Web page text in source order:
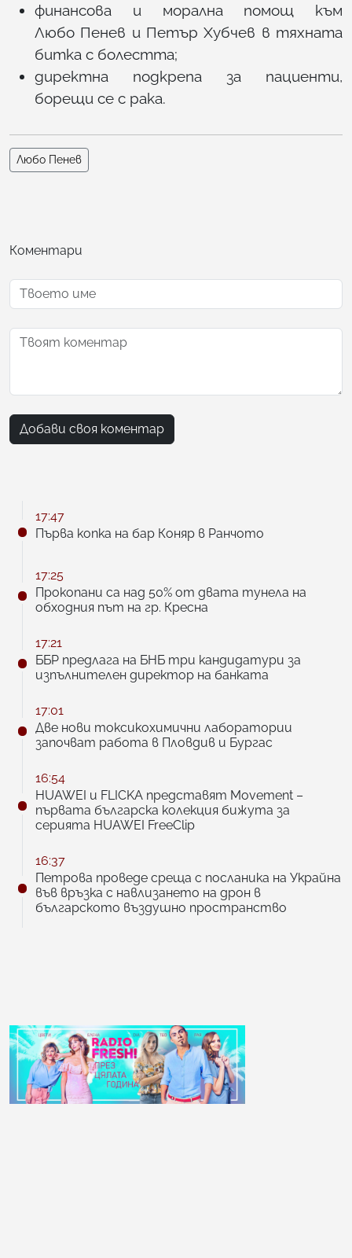
финансова и морална помощ към
Любо Пенев и Петър Хубчев в тяхната
битка с болестта;
директна подкрепа за пациенти,
борещи се с рака.
Любо Пенев
Коментари
Добави своя коментар
17:47
Първа копка на бар Коняр в Ранчото
17:25
Прокопани са над 50% от двата тунела на
обходния път на гр. Кресна
17:21
ББР предлага на БНБ три кандидатури за
изпълнителен директор на банката
17:01
Две нови токсикохимични лаборатории
започват работа в Пловдив и Бургас
16:54
HUAWEI и FLICKA представят Movement –
първата българска колекция бижута за
серията HUAWEI FreeClip
16:37
Петрова проведе среща с посланика на Украйна
във връзка с навлизането на дрон в
българското въздушно пространство